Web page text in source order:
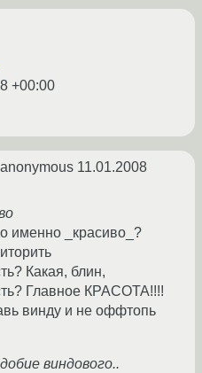
+00:00
11.01.2008
именно _красиво_?
Какая, блин,
Главное КРАСОТА!!!!
винду и не оффтопь
виндового..